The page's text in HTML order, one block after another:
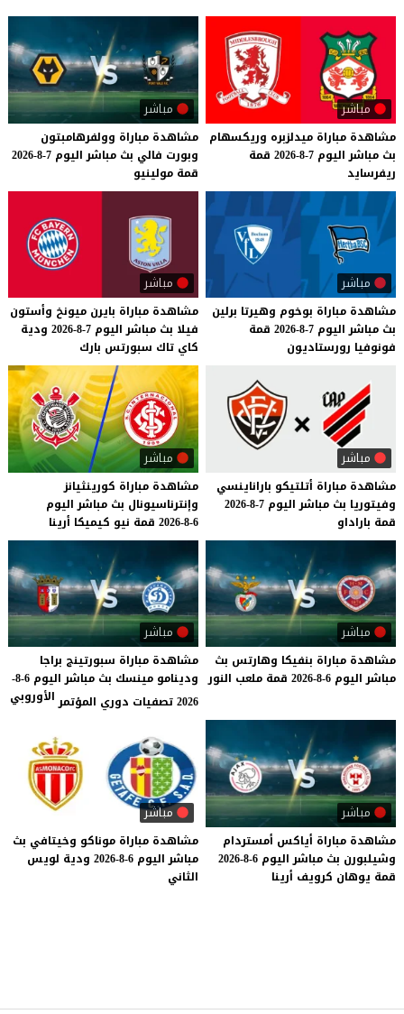
مباشر
مشاهدة مباراة ميدلزبره وريكسهام
بث مباشر اليوم 7-8-2026
قمة
ريفرسايد
مباشر
مشاهدة مباراة وولفرهامبتون
وبورت فالي بث مباشر اليوم 7-8-2026
قمة مولينيو
مباشر
مشاهدة مباراة بوخوم وهيرتا برلين
بث مباشر اليوم 7-8-2026
قمة
فونوفيا رورستاديون
مباشر
مشاهدة مباراة بايرن ميونخ وأستون
فيلا بث مباشر اليوم 7-8-2026
ودية
كاي تاك سبورتس بارك
مباشر
مشاهدة مباراة أتلتيكو باراناينسي
وفيتوريا بث مباشر اليوم 7-8-2026
قمة باراداو
مباشر
مشاهدة مباراة كورينثيانز
وإنترناسيونال بث مباشر اليوم
6-8-2026
قمة نيو كيميكا أرينا
مباشر
مشاهدة مباراة بنفيكا وهارتس بث
مباشر اليوم 6-8-2026 قمة ملعب النور
مباشر
مشاهدة مباراة سبورتينج براجا
ودينامو مينسك بث مباشر اليوم 6-8-
2026 تصفيات دوري المؤتمر
الأوروبي
مباشر
مشاهدة مباراة أياكس أمستردام
وشيلبورن بث مباشر اليوم 6-8-2026
قمة يوهان كرويف أرينا
مباشر
مشاهدة مباراة موناكو وخيتافي بث
مباشر اليوم 6-8-2026 ودية لويس
الثاني